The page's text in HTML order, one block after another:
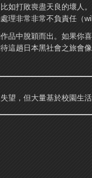
如打敗喪盡天良的壞人
理非常非常不負責任（
品中脫穎而出。如果你
這趟日本黑社會之旅會
望，但大量基於校園生